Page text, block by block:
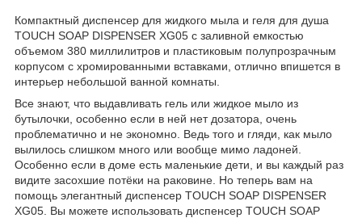
Компактный диспенсер для жидкого мыла и геля для душа
TOUCH SOAP DISPENSER XG05 с заливной емкостью
объемом 380 миллилитров и пластиковым полупрозрачным
корпусом с хромированными вставками, отлично впишется в
интерьер небольшой ванной комнаты.
Все знают, что выдавливать гель или жидкое мыло из
бутылочки, особенно если в ней нет дозатора, очень
проблематично и не экономно. Ведь того и гляди, как мыло
вылилось слишком много или вообще мимо ладоней.
Особенно если в доме есть маленькие дети, и вы каждый раз
видите засохшие потёки на раковине. Но теперь вам на
помощь элегантный диспенсер TOUCH SOAP DISPENSER
XG05. Вы можете использовать диспенсер TOUCH SOAP